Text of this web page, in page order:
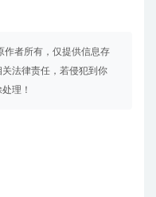
作者所有，仅提供信息存
法律责任，若侵犯到你
理！